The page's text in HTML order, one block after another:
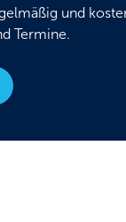
und
Termine.